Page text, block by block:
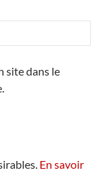
site dans le
En savoir